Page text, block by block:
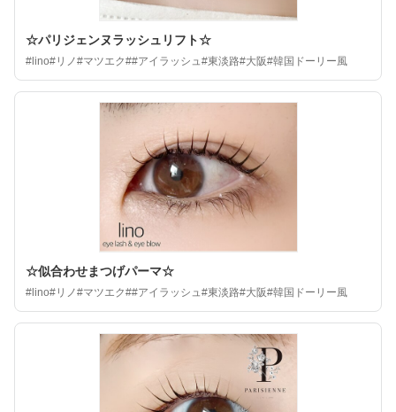
☆パリジェンヌラッシュリフト☆
#lino#リノ#マツエク##アイラッシュ#東淡路#大阪#韓国ドーリー風
☆似合わせまつげパーマ☆
#lino#リノ#マツエク##アイラッシュ#東淡路#大阪#韓国ドーリー風